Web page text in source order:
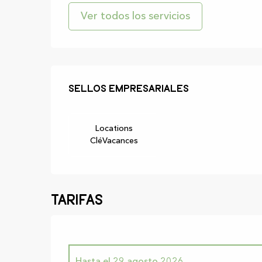
Ver todos los servicios
Oferta de
Sellos empresariales
Sellos empresariales
Locations
CléVacances
Tarifas